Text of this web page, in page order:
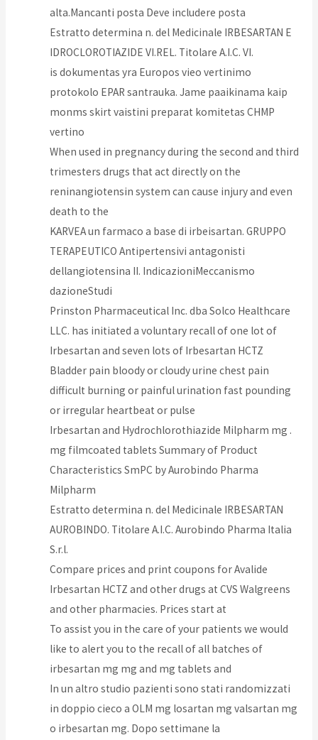
alta.Mancanti posta Deve includere posta
Estratto determina n. del Medicinale IRBESARTAN E
IDROCLOROTIAZIDE VI.REL. Titolare A.I.C. VI.
is dokumentas yra Europos vieo vertinimo
protokolo EPAR santrauka. Jame paaikinama kaip
monms skirt vaistini preparat komitetas CHMP
vertino
When used in pregnancy during the second and third
trimesters drugs that act directly on the
reninangiotensin system can cause injury and even
death to the
KARVEA un farmaco a base di irbeisartan. GRUPPO
TERAPEUTICO Antipertensivi antagonisti
dellangiotensina II. IndicazioniMeccanismo
dazioneStudi
Prinston Pharmaceutical Inc. dba Solco Healthcare
LLC. has initiated a voluntary recall of one lot of
Irbesartan and seven lots of Irbesartan HCTZ
Bladder pain bloody or cloudy urine chest pain
difficult burning or painful urination fast pounding
or irregular heartbeat or pulse
Irbesartan and Hydrochlorothiazide Milpharm mg .
mg filmcoated tablets Summary of Product
Characteristics SmPC by Aurobindo Pharma
Milpharm
Estratto determina n. del Medicinale IRBESARTAN
AUROBINDO. Titolare A.I.C. Aurobindo Pharma Italia
S.r.l.
Compare prices and print coupons for Avalide
Irbesartan HCTZ and other drugs at CVS Walgreens
and other pharmacies. Prices start at
To assist you in the care of your patients we would
like to alert you to the recall of all batches of
irbesartan mg mg and mg tablets and
In un altro studio pazienti sono stati randomizzati
in doppio cieco a OLM mg losartan mg valsartan mg
o irbesartan mg. Dopo settimane la